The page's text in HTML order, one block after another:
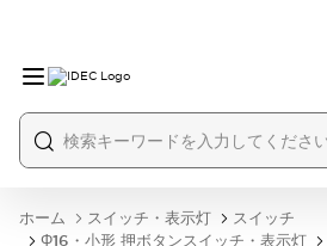
ホーム スイッチ・表示灯
スイッチ
Φ16・小形 押ボタンスイッチ・表示灯